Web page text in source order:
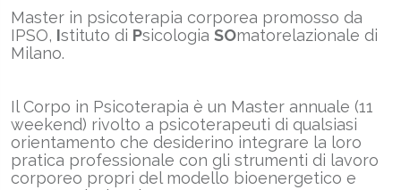
Master in psicoterapia corporea promosso da
IPSO, Istituto di Psicologia SOmatorelazionale di
Milano.
Il Corpo in Psicoterapia è un Master annuale (11
weekend) rivolto a psicoterapeuti di qualsiasi
orientamento che desiderino integrare la loro
pratica professionale con gli strumenti di lavoro
corporeo propri del modello bioenergetico e